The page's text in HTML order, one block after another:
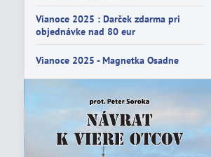
Vianoce 2025 : Darček zdarma pri
objednávke nad 80 eur
Vianoce 2025 - Magnetka Osadne